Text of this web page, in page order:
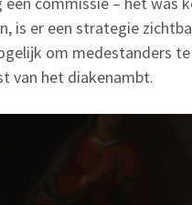
is er een strategie
om medestanders
van het diakenambt.